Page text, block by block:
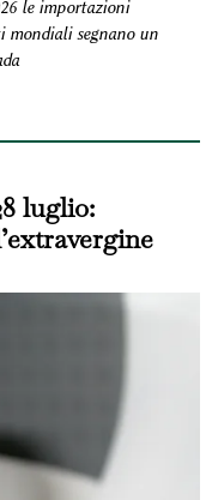
le importazioni
mondiali segnano un
luglio: